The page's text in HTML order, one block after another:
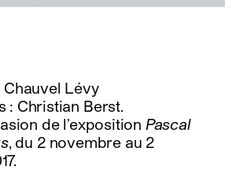
Chauvel Lévy
: Christian Berst.
de l’exposition Pascal
, du 2 novembre au 2